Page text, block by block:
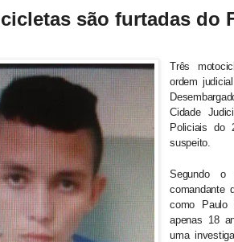
são furtadas do
Três
ordem
Cidade
Policiais do
suspeito.
Segundo o
comandante
como Paulo
apenas 18
uma